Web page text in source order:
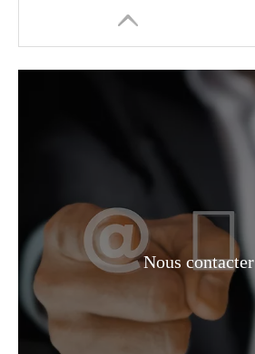
Phtalate de dibutyle
Nous contacter